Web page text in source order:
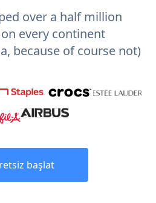
over a half million
every continent
because of course not)
başlat